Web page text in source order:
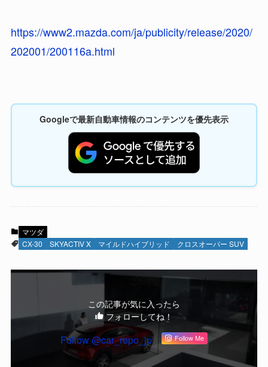
https://www2.mazda.com/ja/publicity/release/2020/
202001/200116a.html
Googleで最新自動車情報のコンテンツを優先表示
マツダ
CX-30
SKYACTIV X マイルドハイブリッド クロスオーバー SUV
この記事が気に入ったら
フォローしてね！
Follow @car_repo_jp Follow Me